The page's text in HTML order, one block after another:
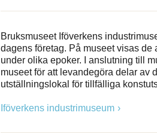
Bruksmuseet Iföverkens
dagens företag. På museet visas de
under olika epoker. I anslutning till
museet för att levandegöra delar av
utställningslokal för tillfälliga
Iföverkens industrimuseum